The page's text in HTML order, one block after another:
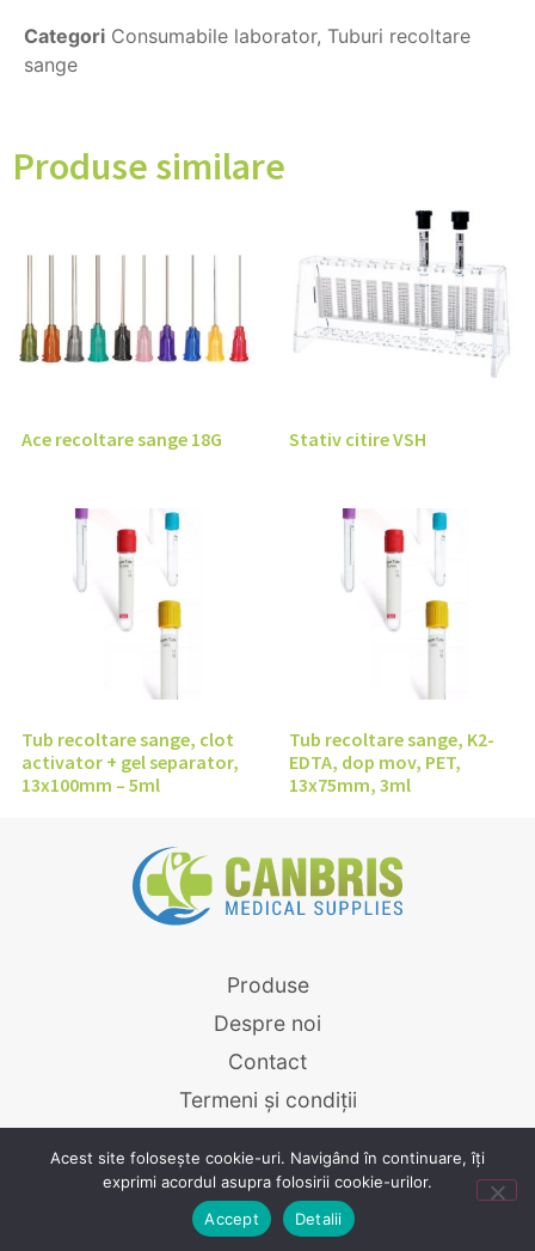
Categori Consumabile laborator, Tuburi recoltare
sange
Produse similare
Ace recoltare sange 18G Stativ citire VSH
Tub recoltare sange, clot
activator + gel separator,
13x100mm – 5ml
Tub recoltare sange, K2-
EDTA, dop mov, PET,
13x75mm, 3ml
Produse
Despre noi
Contact
Termeni și condiții
Canbris.ro © 2026
Powered byGraffish
Acest site folosește cookie-uri. Navigând în continuare, îți
exprimi acordul asupra folosirii cookie-urilor.
Accept
Detalii